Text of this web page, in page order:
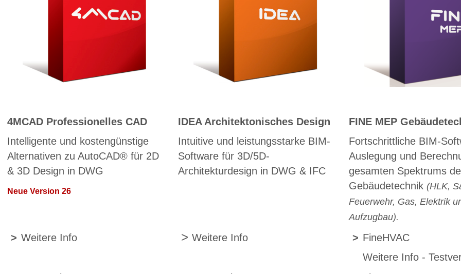
4MCAD Professionelles CAD
Intelligente und kostengünstige
Alternativen zu AutoCAD® für 2D
& 3D Design in DWG
Neue Version 26
IDEA Architektonisches Design
Intuitive und leistungsstarke BIM-
Software für 3D/5D-
Architekturdesign in DWG & IFC
FINE MEP
Fortschrittliche BIM-
Auslegung und
gesamten Spektrums
Gebäudetechnik (HLK,
Feuerwehr, Gas, Elektrik
Aufzugbau).
> Weitere Info > Weitere Info > FineHVAC
Weitere Info -